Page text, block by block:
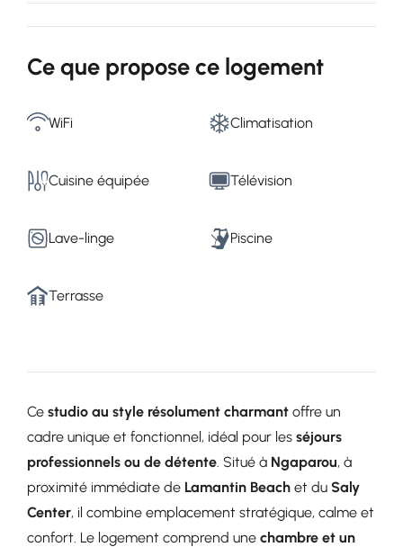
Ce que propose ce logement
WiFi Climatisation
Cuisine équipée Télévision
Lave-linge Piscine
Terrasse
Ce studio au style résolument charmant offre un
cadre unique et fonctionnel, idéal pour les séjours
professionnels ou de détente. Situé à Ngaparou, à
proximité immédiate de Lamantin Beach et du Saly
Center, il combine emplacement stratégique, calme et
confort. Le logement comprend une chambre et un